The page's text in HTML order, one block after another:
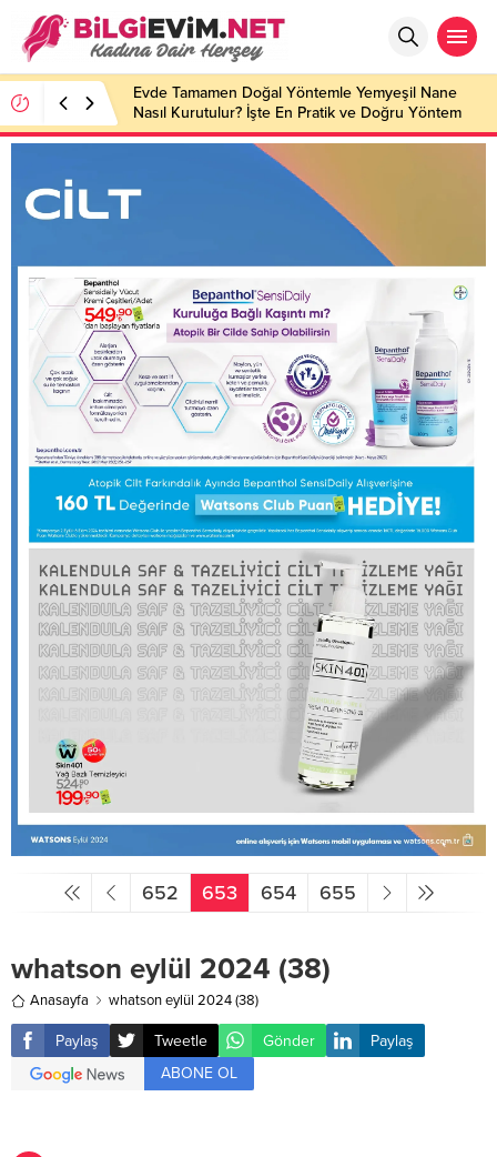
Evde Tamamen Doğal Yöntemle Yemyeşil Nane
Nasıl Kurutulur? İşte En Pratik ve Doğru Yöntem
652 653 654 655
whatson eylül 2024 (38)
Anasayfa whatson eylül 2024 (38)
Paylaş Tweetle Gönder
Paylaş
ABONE OL